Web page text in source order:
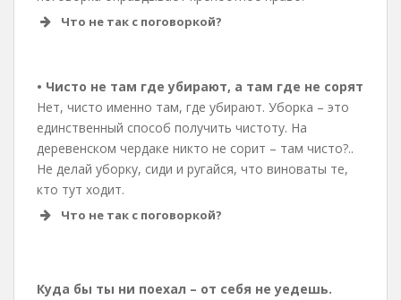
Что не так с поговоркой?
• Чисто не там где убирают, а там где не сорят
Нет, чисто именно там, где убирают. Уборка – это
единственный способ получить чистоту. На
деревенском чердаке никто не сорит – там чисто?..
Не делай уборку, сиди и ругайся, что виноваты те,
кто тут ходит.
Что не так с поговоркой?
Куда бы ты ни поехал – от себя не уедешь.